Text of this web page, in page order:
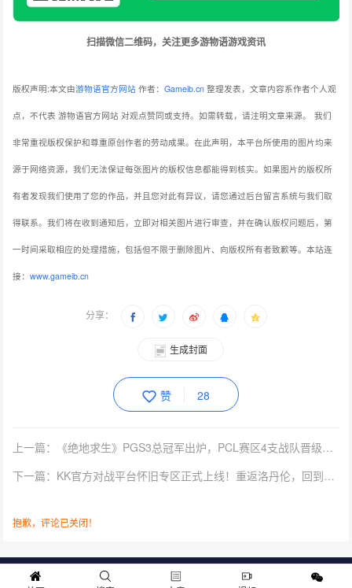
扫描微信二维码，关注更多游物语游戏资讯
版权声明:本文由游物语官方网站 作者：Gameib.cn 整理发表，文章内容系作者个人观
点，不代表 游物语官方网站 对观点赞同或支持。如需转载，请注明文章来源。 我们
非常重视版权保护和尊重原创作者的劳动成果。在此声明，本平台所使用的图片均来
源于网络资源，我们无法保证每张图片的版权信息都能得到核实。如果图片的版权所
有者发现我们使用了您的作品，并且您对此有异议，请您通过后台留言系统与我们取
得联系。我们将在收到通知后，立即对相关图片进行审查，并在确认版权问题后，第
一时间采取相应的处理措施，包括但不限于删除图片、向版权所有者致歉等。本站连
接：www.gameib.cn
分享：
生成封面
赞 28
上一篇：《绝地求生》PGS3总冠军出炉，PCL赛区4支战队晋级10强！
下一篇：KK官方对战平台怀旧专区正式上线！重返洛丹伦，回到RPG黄金年代！
抱歉，评论已关闭！